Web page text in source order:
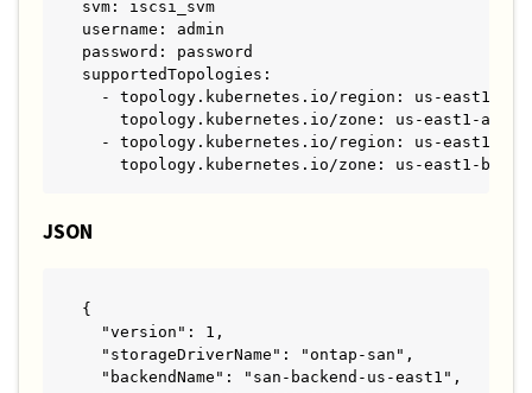
svm: iscsi_svm
username: admin
password: password
supportedTopologies:
  - topology.kubernetes.io/region: us-east1
    topology.kubernetes.io/zone: us-east1-a
  - topology.kubernetes.io/region: us-east1
    topology.kubernetes.io/zone: us-east1-b
JSON
{
  "version": 1,
  "storageDriverName": "ontap-san",
  "backendName": "san-backend-us-east1",